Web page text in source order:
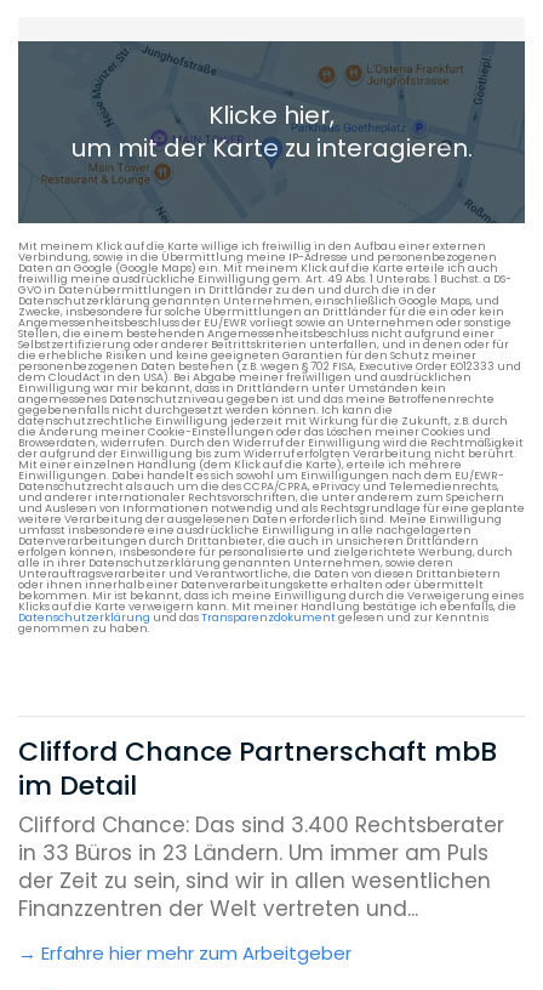
Heimatadresse oder Wunschort
+ Aktuellen Standort hinzufügen
Die berechneten Anreisezeiten basieren auf den
Verkehrsdaten eines typischen Dienstag morgens um 8:30.
Klicke hier,
um mit der Karte zu interagieren.
Mit meinem Klick auf die Karte willige ich freiwillig in den Aufbau einer externen
Verbindung, sowie in die Übermittlung meine IP-Adresse und personenbezogenen
Daten an Google (Google Maps) ein. Mit meinem Klick auf die Karte erteile ich auch
freiwillig meine ausdrückliche Einwilligung gem. Art. 49 Abs. 1 Unterabs. 1 Buchst. a DS-
GVO in Datenübermittlungen in Drittländer zu den und durch die in der
Datenschutzerklärung genannten Unternehmen, einschließlich Google Maps, und
Zwecke, insbesondere für solche Übermittlungen an Drittländer für die ein oder kein
Angemessenheitsbeschluss der EU/EWR vorliegt sowie an Unternehmen oder sonstige
Stellen, die einem bestehenden Angemessenheitsbeschluss nicht aufgrund einer
Selbstzertifizierung oder anderer Beitrittskriterien unterfallen, und in denen oder für
die erhebliche Risiken und keine geeigneten Garantien für den Schutz meiner
personenbezogenen Daten bestehen (z.B. wegen § 702 FISA, Executive Order EO12333 und
dem CloudAct in den USA). Bei Abgabe meiner freiwilligen und ausdrücklichen
Einwilligung war mir bekannt, dass in Drittländern unter Umständen kein
angemessenes Datenschutzniveau gegeben ist und das meine Betroffenenrechte
gegebenenfalls nicht durchgesetzt werden können. Ich kann die
datenschutzrechtliche Einwilligung jederzeit mit Wirkung für die Zukunft, z.B. durch
die Änderung meiner Cookie-Einstellungen oder das Löschen meiner Cookies und
Browserdaten, widerrufen. Durch den Widerruf der Einwilligung wird die Rechtmäßigkeit
der aufgrund der Einwilligung bis zum Widerruf erfolgten Verarbeitung nicht berührt.
Mit einer einzelnen Handlung (dem Klick auf die Karte), erteile ich mehrere
Einwilligungen. Dabei handelt es sich sowohl um Einwilligungen nach dem EU/EWR-
Datenschutzrecht als auch um die des CCPA/CPRA, ePrivacy und Telemedienrechts,
und anderer internationaler Rechtsvorschriften, die unter anderem zum Speichern
und Auslesen von Informationen notwendig und als Rechtsgrundlage für eine geplante
weitere Verarbeitung der ausgelesenen Daten erforderlich sind. Meine Einwilligung
umfasst insbesondere eine ausdrückliche Einwilligung in alle nachgelagerten
Datenverarbeitungen durch Drittanbieter, die auch in unsicheren Drittländern
erfolgen können, insbesondere für personalisierte und zielgerichtete Werbung, durch
alle in ihrer Datenschutzerklärung genannten Unternehmen, sowie deren
Unterauftragsverarbeiter und Verantwortliche, die Daten von diesen Drittanbietern
oder ihnen innerhalb einer Datenverarbeitungskette erhalten oder übermittelt
bekommen. Mir ist bekannt, dass ich meine Einwilligung durch die Verweigerung eines
Klicks auf die Karte verweigern kann. Mit meiner Handlung bestätige ich ebenfalls, die
Datenschutzerklärung und dasTransparenzdokumentgelesen und zur Kenntnis
genommen zu haben.
Clifford Chance Partnerschaft mbB
im Detail
Clifford Chance: Das sind 3.400 Rechtsberater
in 33 Büros in 23 Ländern. Um immer am Puls
der Zeit zu sein, sind wir in allen wesentlichen
Finanzzentren der Welt vertreten und...
Erfahre hier mehr zum Arbeitgeber